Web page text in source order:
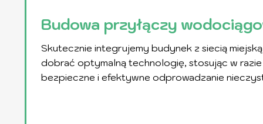
Budowa przyłączy
Skutecznie integrujemy budynek z siecią
dobrać optymalną technologię, stosując w
bezpieczne i efektywne odprowadzanie